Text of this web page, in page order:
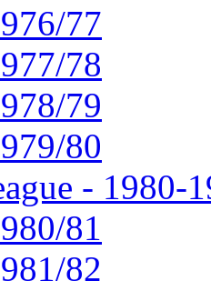
77
78
79
80
- 1980-
81
82